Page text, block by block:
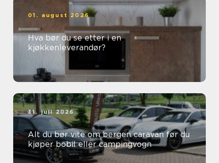
01. august 2026
Hva bør du se etter i en
kjøkkenleverandør?
31. juli 2026
Alt du bør vite om bergen caravan før du
kjøper bobil eller campingvogn